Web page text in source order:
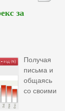
за
Получая
письма и
общаясь
со своими